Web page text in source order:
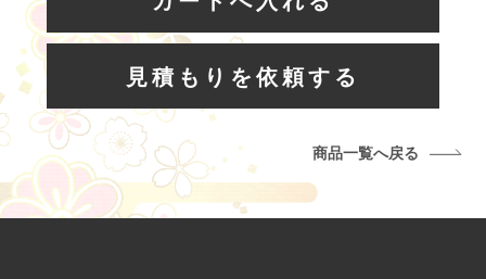
見積もりを依頼する
商品一覧へ戻る